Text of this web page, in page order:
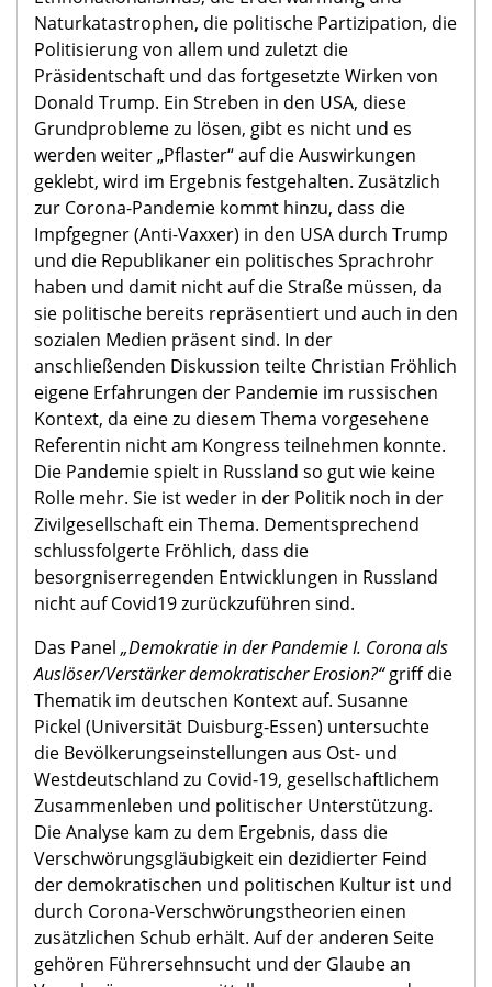
Naturkatastrophen, die politische Partizipation, die
Politisierung von allem und zuletzt die
Präsidentschaft und das fortgesetzte Wirken von
Donald Trump. Ein Streben in den USA, diese
Grundprobleme zu lösen, gibt es nicht und es
werden weiter „Pflaster“ auf die Auswirkungen
geklebt, wird im Ergebnis festgehalten. Zusätzlich
zur Corona-Pandemie kommt hinzu, dass die
Impfgegner (Anti-Vaxxer) in den USA durch Trump
und die Republikaner ein politisches Sprachrohr
haben und damit nicht auf die Straße müssen, da
sie politische bereits repräsentiert und auch in den
sozialen Medien präsent sind. In der
anschließenden Diskussion teilte Christian Fröhlich
eigene Erfahrungen der Pandemie im russischen
Kontext, da eine zu diesem Thema vorgesehene
Referentin nicht am Kongress teilnehmen konnte.
Die Pandemie spielt in Russland so gut wie keine
Rolle mehr. Sie ist weder in der Politik noch in der
Zivilgesellschaft ein Thema. Dementsprechend
schlussfolgerte Fröhlich, dass die
besorgniserregenden Entwicklungen in Russland
nicht auf Covid19 zurückzuführen sind.
Das Panel „Demokratie in der Pandemie I. Corona als
Auslöser/Verstärker demokratischer Erosion?“griff die
Thematik im deutschen Kontext auf. Susanne
Pickel (Universität Duisburg-Essen) untersuchte
die Bevölkerungseinstellungen aus Ost- und
Westdeutschland zu Covid-19, gesellschaftlichem
Zusammenleben und politischer Unterstützung.
Die Analyse kam zu dem Ergebnis, dass die
Verschwörungsgläubigkeit ein dezidierter Feind
der demokratischen und politischen Kultur ist und
durch Corona-Verschwörungstheorien einen
zusätzlichen Schub erhält. Auf der anderen Seite
gehören Führersehnsucht und der Glaube an